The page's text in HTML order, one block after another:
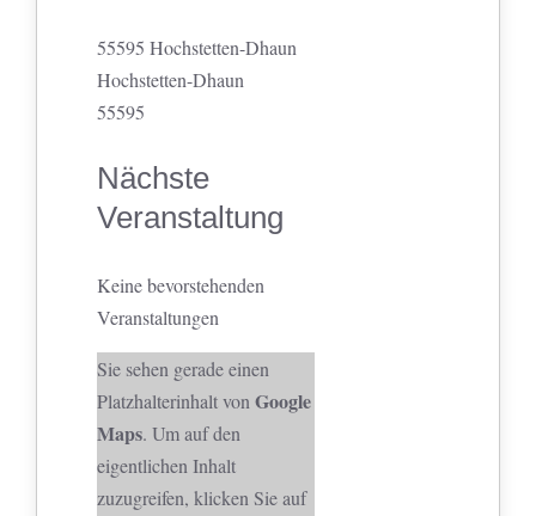
55595 Hochstetten-Dhaun
Hochstetten-Dhaun
55595
Nächste
Veranstaltung
Keine bevorstehenden
Veranstaltungen
Sie sehen gerade einen
Platzhalterinhalt vonGoogle
Maps. Um auf den
eigentlichen Inhalt
zuzugreifen, klicken Sie auf